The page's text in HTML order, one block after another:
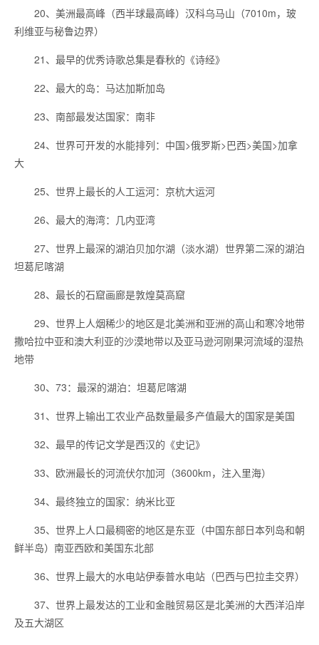
20、美洲最高峰（西半球最高峰）汉科乌马山（7010m，玻
利维亚与秘鲁边界）
21、最早的优秀诗歌总集是春秋的《诗经》
22、最大的岛：马达加斯加岛
23、南部最发达国家：南非
24、世界可开发的水能排列：中国>俄罗斯>巴西>美国>加拿
大
25、世界上最长的人工运河：京杭大运河
26、最大的海湾：几内亚湾
27、世界上最深的湖泊贝加尔湖（淡水湖）世界第二深的湖泊
坦葛尼喀湖
28、最长的石窟画廊是敦煌莫高窟
29、世界上人烟稀少的地区是北美洲和亚洲的高山和寒冷地带
撒哈拉中亚和澳大利亚的沙漠地带以及亚马逊河刚果河流域的湿热
地带
30、73：最深的湖泊：坦葛尼喀湖
31、世界上输出工农业产品数量最多产值最大的国家是美国
32、最早的传记文学是西汉的《史记》
33、欧洲最长的河流伏尔加河（3600km，注入里海）
34、最终独立的国家：纳米比亚
35、世界上人口最稠密的地区是东亚（中国东部日本列岛和朝
鲜半岛）南亚西欧和美国东北部
36、世界上最大的水电站伊泰普水电站（巴西与巴拉圭交界）
37、世界上最发达的工业和金融贸易区是北美洲的大西洋沿岸
及五大湖区